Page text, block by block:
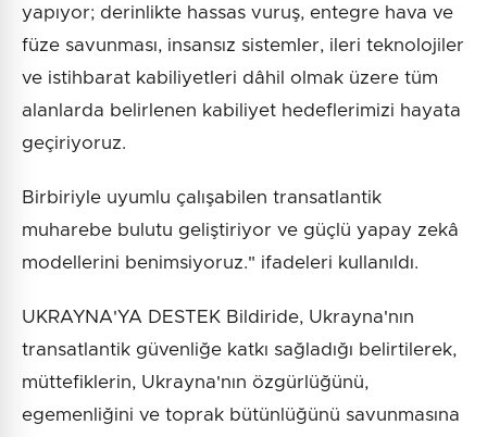
yapıyor; derinlikte hassas vuruş, entegre hava ve
füze savunması, insansız sistemler, ileri teknolojiler
ve istihbarat kabiliyetleri dâhil olmak üzere tüm
alanlarda belirlenen kabiliyet hedeflerimizi hayata
geçiriyoruz.
Birbiriyle uyumlu çalışabilen transatlantik
muharebe bulutu geliştiriyor ve güçlü yapay zekâ
modellerini benimsiyoruz." ifadeleri kullanıldı.
UKRAYNA'YA DESTEK Bildiride, Ukrayna'nın
transatlantik güvenliğe katkı sağladığı belirtilerek,
müttefiklerin, Ukrayna'nın özgürlüğünü,
egemenliğini ve toprak bütünlüğünü savunmasına